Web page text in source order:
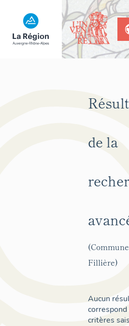
de la
Fillière)
Aucun
correspond
critères